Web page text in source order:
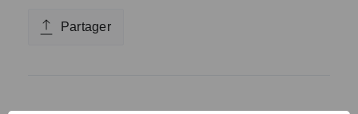
Partager